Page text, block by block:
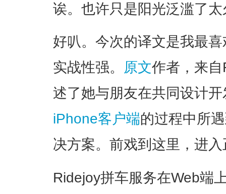
诶。也许只是阳光泛滥了
好叭。今次的译文是我最
实战性强。 原文作者，来
述了她与朋友在共同设计
iPhone客户端的过程中所
决方案。前戏到这里，进
Ridejoy拼车服务在Web端